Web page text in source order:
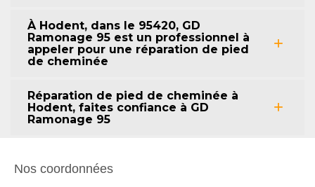
À Hodent, dans le 95420, GD
Ramonage 95 est un professionnel à
appeler pour une réparation de pied
de cheminée
Réparation de pied de cheminée à
Hodent, faites confiance à GD
Ramonage 95
Nos coordonnées